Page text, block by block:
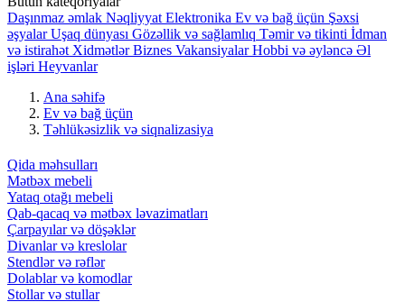
Daşınmaz əmlak Nəqliyyat Elektronika Ev və bağ üçün Şəxsi
əşyalar Uşaq dünyası Gözəllik və sağlamlıq Təmir və tikinti İdman
və istirahət Xidmətlər Biznes Vakansiyalar Hobbi və əyləncə Əl
işləri Heyvanlar
Ana səhifə
Ev və bağ üçün
Təhlükəsizlik və siqnalizasiya
Qida məhsulları
Mətbəx mebeli
Yataq otağı mebeli
Qab-qacaq və mətbəx ləvazimatları
Çarpayılar və döşəklər
Divanlar və kreslolar
Stendlər və rəflər
Dolablar və komodlar
Stollar və stullar